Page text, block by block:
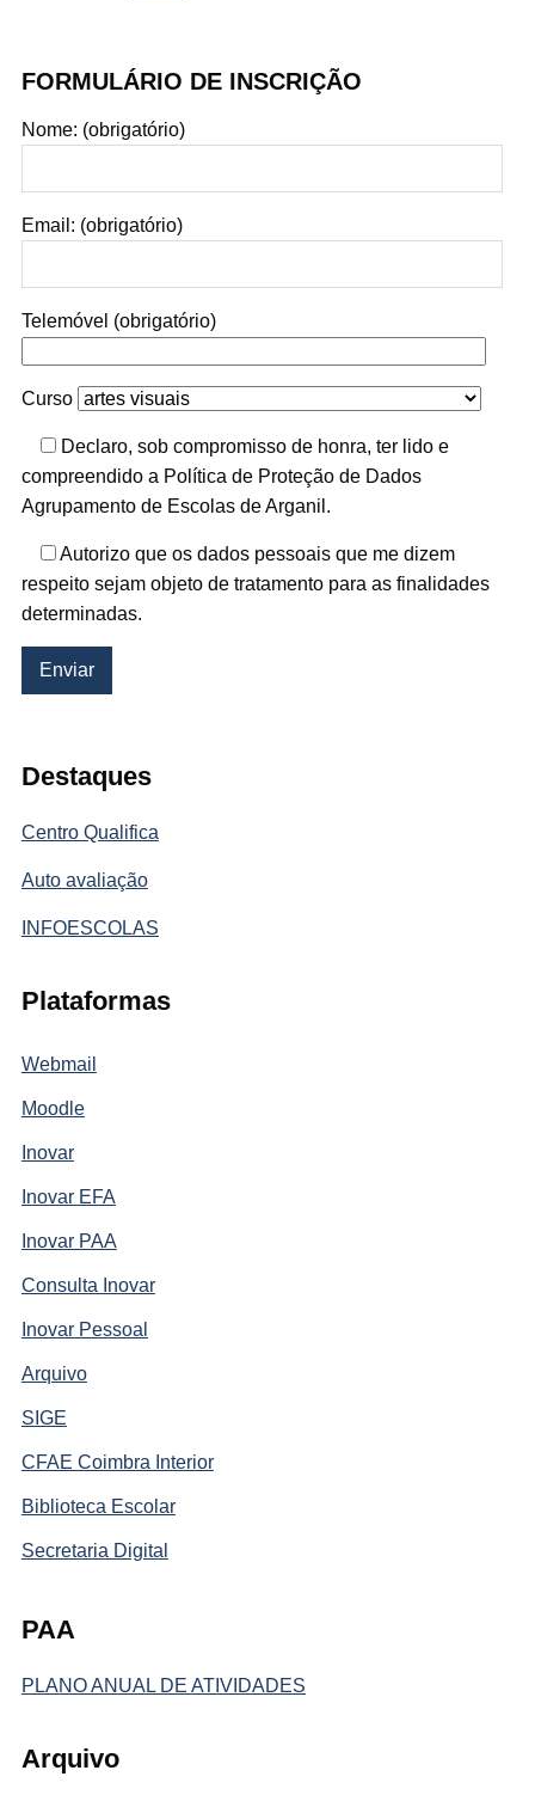
Destaques
Centro Qualifica
Auto avaliação
INFOESCOLAS
Plataformas
Webmail
Moodle
Inovar
Inovar EFA
Inovar PAA
Consulta Inovar
Inovar Pessoal
Arquivo
SIGE
CFAE Coimbra Interior
Biblioteca Escolar
Secretaria Digital
PAA
PLANO ANUAL DE ATIVIDADES
Arquivo
FORMULÁRIO DE INSCRIÇÃO
Nome: (obrigatório)
Email: (obrigatório)
Telemóvel (obrigatório)
Curso
Declaro, sob compromisso de honra, ter lido e
compreendido a Política de Proteção de Dados
Agrupamento de Escolas de Arganil.
Autorizo que os dados pessoais que me dizem
respeito sejam objeto de tratamento para as finalidades
determinadas.